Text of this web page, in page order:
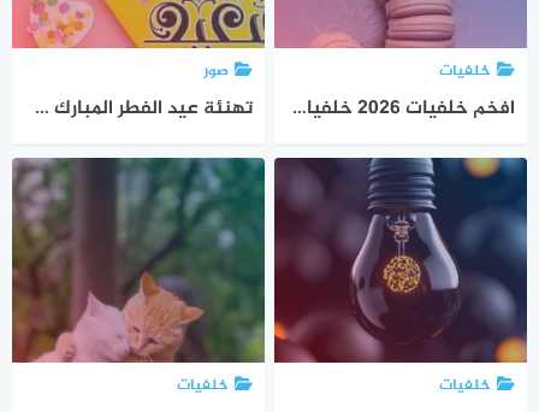
خلفيات
افخم خلفيات 2026 خلفيات موبايل فخمة
صور
تهنئة عيد الفطر المبارك 2025 بطاقات عيد الفطر مزخرفة
خلفيات خلفيات